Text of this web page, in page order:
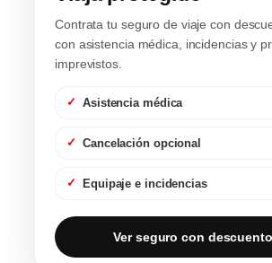
Contrata tu seguro de viaje con
con asistencia médica, incidencias y
imprevistos.
Asistencia médica
Cancelación opcional
Equipaje e incidencias
Ver seguro con